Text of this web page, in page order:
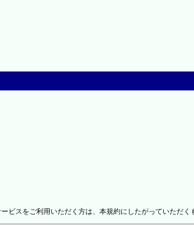
スをご利用いただく方は、本規約にしたがっていただく